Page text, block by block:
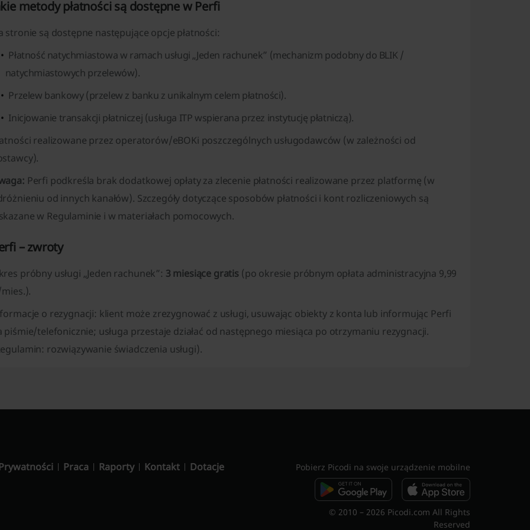
metody płatności są dostępne w Perfi
stronie są dostępne następujące opcje płatności:
Płatność natychmiastowa w ramach usługi „Jeden rachunek” (mechanizm podobny do BLIK /
natychmiastowych przelewów).
Przelew bankowy (przelew z banku z unikalnym celem płatności).
Inicjowanie transakcji płatniczej (usługa ITP wspierana przez instytucję płatniczą).
realizowane przez operatorów/eBOKi poszczególnych usługodawców (w zależności od
Perfi podkreśla brak dodatkowej opłaty za zlecenie płatności realizowane przez platformę (w
od innych kanałów). Szczegóły dotyczące sposobów płatności i kont rozliczeniowych są
w Regulaminie i w materiałach pomocowych.
– zwroty
próbny usługi „Jeden rachunek”: 3 miesiące gratis (po okresie próbnym opłata administracyjna 9,99
mies.).
o rezygnacji: klient może zrezygnować z usługi, usuwając obiekty z konta lub informując Perfi
piśmie/telefonicznie; usługa przestaje działać od następnego miesiąca po otrzymaniu rezygnacji.
rozwiązywanie świadczenia usługi).
Praca Raporty Kontakt
Dotacje
Pobierz Picodi na swoje urządzenie mobilne
© 2010 – 2026 Picodi.com All Rights
Reserved